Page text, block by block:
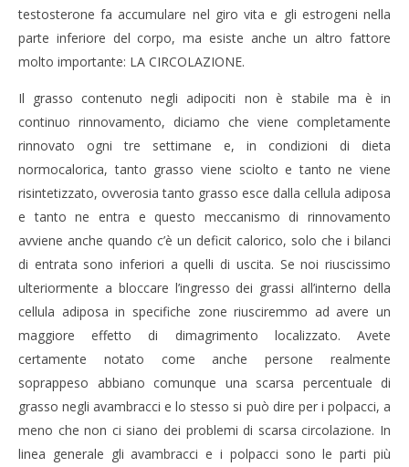
ATTACCO ALLA CELLULITE
3
2002
Redazione
testosterone fa accumulare nel giro vita e gli estrogeni nella
parte inferiore del corpo, ma esiste anche un altro fattore
molto importante: LA CIRCOLAZIONE.
Il grasso contenuto negli adipociti non è stabile ma è in
continuo rinnovamento, diciamo che viene completamente
rinnovato ogni tre settimane e, in condizioni di dieta
normocalorica, tanto grasso viene sciolto e tanto ne viene
risintetizzato, ovverosia tanto grasso esce dalla cellula adiposa
e tanto ne entra e questo meccanismo di rinnovamento
avviene anche quando c’è un deficit calorico, solo che i bilanci
di entrata sono inferiori a quelli di uscita. Se noi riuscissimo
ulteriormente a bloccare l’ingresso dei grassi all’interno della
cellula adiposa in specifiche zone riusciremmo ad avere un
maggiore effetto di dimagrimento localizzato. Avete
certamente notato come anche persone realmente
soprappeso abbiano comunque una scarsa percentuale di
grasso negli avambracci e lo stesso si può dire per i polpacci, a
meno che non ci siano dei problemi di scarsa circolazione. In
linea generale gli avambracci e i polpacci sono le parti più